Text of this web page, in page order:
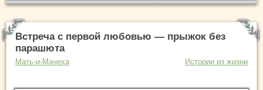
Встреча с первой любовью — прыжок без
парашюта
Мать-и-Мачеха Истории из жизни